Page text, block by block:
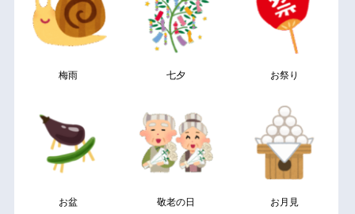
梅雨 七夕 お祭り
お盆 敬老の日 お月見